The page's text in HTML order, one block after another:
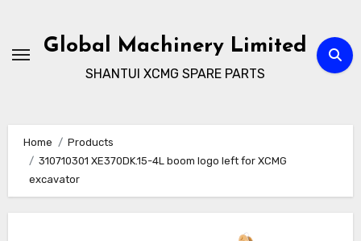
contentGlobal Machinery Limited
SHANTUI XCMG SPARE PARTS
Home
Products
310710301 XE370DK.15-4L boom logo left for XCMG
excavator